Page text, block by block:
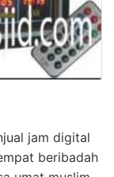
jam digital
beribadah